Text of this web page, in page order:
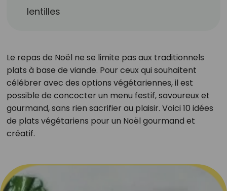
lentilles
Le repas de Noël ne se limite pas aux traditionnels
plats à base de viande. Pour ceux qui souhaitent
célébrer avec des options végétariennes, il est
possible de concocter un menu festif, savoureux et
gourmand, sans rien sacrifier au plaisir. Voici 10 idées
de plats végétariens pour un Noël gourmand et
créatif.